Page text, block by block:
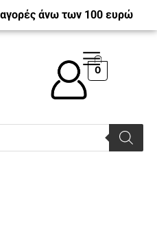
άνω των 100 ευρώ
0